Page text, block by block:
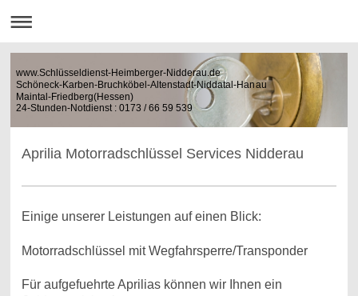
www.Schlüsseldienst-Heimberger-Nidderau.de
Schöneck-Karben-Bruchköbel-Altenstadt-Niddatal-Hanau
Maintal-Friedberg(Hessen)
24-Stunden-Notdienst : 0173 / 66 59 539
Aprilia Motorradschlüssel Services Nidderau
Einige unserer Leistungen auf einen Blick:
Motorradschlüssel mit Wegfahrsperre/Transponder
Für aufgefuehrte Aprilias können wir Ihnen ein